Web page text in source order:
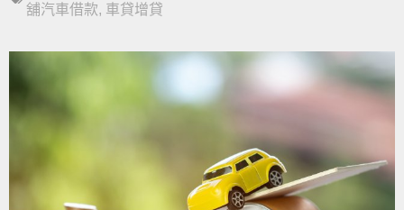
舖汽車借款, 車貸增貸